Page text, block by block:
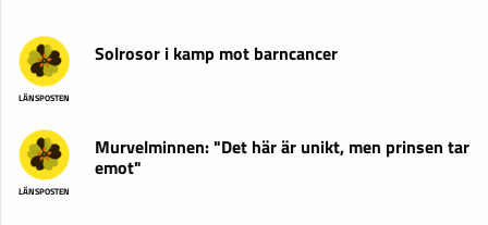
LÄNSPOSTEN
Solrosor i kamp mot barncancer
LÄNSPOSTEN
Murvelminnen: "Det här är unikt, men prinsen tar
emot"